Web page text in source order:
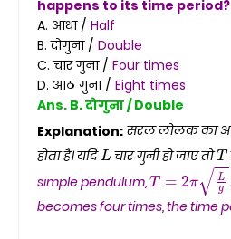
happens to its time period?
A. आधा / Half
B. दोगुना / Double
C. चार गुना / Four times
D. आठ गुना / Eight times
Ans. B. दोगुना / Double
Explanation: सरल लोलक का
होता है। यदि L चार गुनी हो जाए तोT
simple pendulum, T= πL
becomes four times, the time